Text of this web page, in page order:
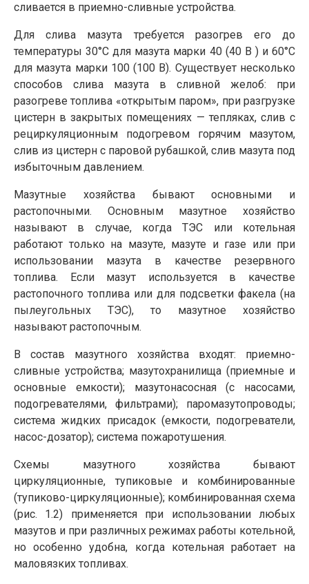
сливается в приемно-сливные устройства.
Для слива мазута требуется разогрев его до
температуры 30°С для мазута марки 40 (40 В ) и 60°С
для мазута марки 100 (100 В). Существует несколько
способов слива мазута в сливной желоб: при
разогреве топлива «открытым паром», при разгрузке
цистерн в закрытых помещениях — тепляках, слив с
рециркуляционным подогревом горячим мазутом,
слив из цистерн с паровой рубашкой, слив мазута под
избыточным давлением.
Мазутные хозяйства бывают основными и
растопочными. Основным мазутное хозяйство
называют в случае, когда ТЭС или котельная
работают только на мазуте, мазуте и газе или при
использовании мазута в качестве резервного
топлива. Если мазут используется в качестве
растопочного топлива или для подсветки факела (на
пылеугольных ТЭС), то мазутное хозяйство
называют растопочным.
В состав мазутного хозяйства входят: приемно-
сливные устройства; мазутохранилища (приемные и
основные емкости); мазутонасосная (с насосами,
подогревателями, фильтрами); паромазутопроводы;
система жидких присадок (емкости, подогреватели,
насос-дозатор); система пожаротушения.
Схемы мазутного хозяйства бывают
циркуляционные, тупиковые и комбинированные
(тупиково-циркуляционные); комбинированная схема
(рис. 1.2) применяется при использовании любых
мазутов и при различных режимах работы котельной,
но особенно удобна, когда котельная работает на
маловязких топливах.